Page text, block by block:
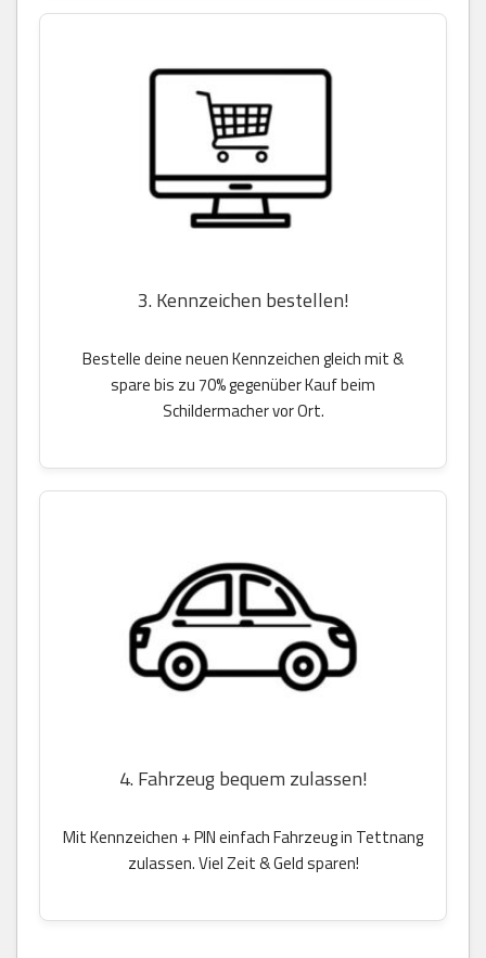
3. Kennzeichen bestellen!
Bestelle deine neuen Kennzeichen gleich mit &
spare bis zu 70% gegenüber Kauf beim
Schildermacher vor Ort.
4. Fahrzeug bequem zulassen!
Mit Kennzeichen + PIN einfach Fahrzeug in Tettnang
zulassen. Viel Zeit & Geld sparen!